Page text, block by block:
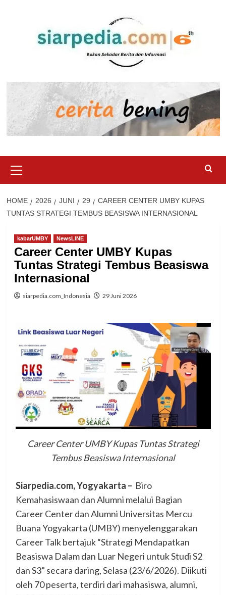
Menu
HOME 2026 JUNI 29
CAREER CENTER UMBY KUPAS
TUNTAS STRATEGI TEMBUS BEASISWA INTERNASIONAL
kabarUMBY NewsLINE
Career Center UMBY Kupas
Tuntas Strategi Tembus Beasiswa
Internasional
siarpedia.com_Indonesia 29 Juni 2026
Career Center UMBY Kupas Tuntas Strategi
Tembus Beasiswa Internasional
Siarpedia.com, Yogyakarta – Biro
Kemahasiswaan dan Alumni melalui Bagian
Career Center dan Alumni Universitas Mercu
Buana Yogyakarta (UMBY) menyelenggarakan
Career Talk bertajuk “Strategi Mendapatkan
Beasiswa Dalam dan Luar Negeri untuk Studi S2
dan S3” secara daring, Selasa (23/6/2026). Diikuti
oleh 70 peserta, terdiri dari mahasiswa, alumni,